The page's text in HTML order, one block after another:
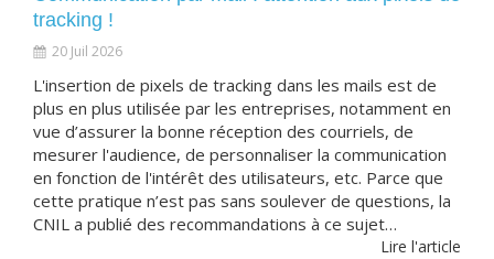
tracking !
20 Juil 2026
L'insertion de pixels de tracking dans les mails est de
plus en plus utilisée par les entreprises, notamment en
vue d’assurer la bonne réception des courriels, de
mesurer l'audience, de personnaliser la communication
en fonction de l'intérêt des utilisateurs, etc. Parce que
cette pratique n’est pas sans soulever de questions, la
CNIL a publié des recommandations à ce sujet…
Lire l'article